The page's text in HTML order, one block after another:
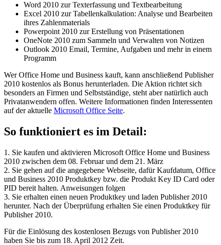
Word 2010 zur Texterfassung und Textbearbeitung
Excel 2010 zur Tabellenkalkulation: Analyse und Bearbeiten
ihres Zahlenmaterials
Powerpoint 2010 zur Erstellung von Präsentationen
OneNote 2010 zum Sammeln und Verwalten von Notizen
Outlook 2010 Email, Termine, Aufgaben und mehr in einem
Programm
Wer Office Home und Business kauft, kann anschließend Publisher
2010 kostenlos als Bonus herunterladen. Die Aktion richtet sich
besonders an Firmen und Selbstständige, steht aber natürlich auch
Privatanwendern offen. Weitere Informationen finden Interessenten
auf der aktuelle Microsoft Office Seite.
So funktioniert es im Detail:
1. Sie kaufen und aktivieren Microsoft Office Home und Business
2010 zwischen dem 08. Februar und dem 21. März
2. Sie gehen auf die angegebene Webseite, dafür Kaufdatum, Office
und Business 2010 Produktkey bzw. die Produkt Key ID Card oder
PID bereit halten. Anweisungen folgen
3. Sie erhalten einen neuen Produktkey und laden Publisher 2010
herunter. Nach der Überprüfung erhalten Sie einen Produktkey für
Publisher 2010.
Für die Einlösung des kostenlosen Bezugs von Publisher 2010
haben Sie bis zum 18. April 2012 Zeit.